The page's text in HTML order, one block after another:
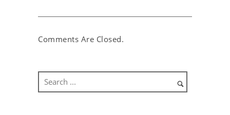
Comments Are Closed.